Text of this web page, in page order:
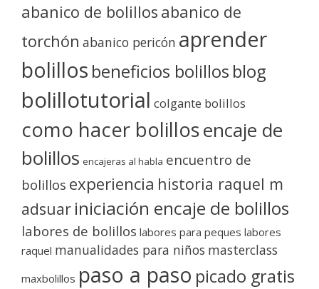
abanico de bolillos abanico de
torchón abanico pericón aprender
bolillos beneficios bolillos blog
bolillotutorial colgante bolillos
como hacer bolillosencaje de
bolillos encajeras al habla encuentro de
bolillos experiencia historia raquel m
adsuar iniciación encaje de bolillos
labores de bolillos labores para peques labores
raquel manualidades para niños masterclass
maxbolillos paso a paso picado gratis